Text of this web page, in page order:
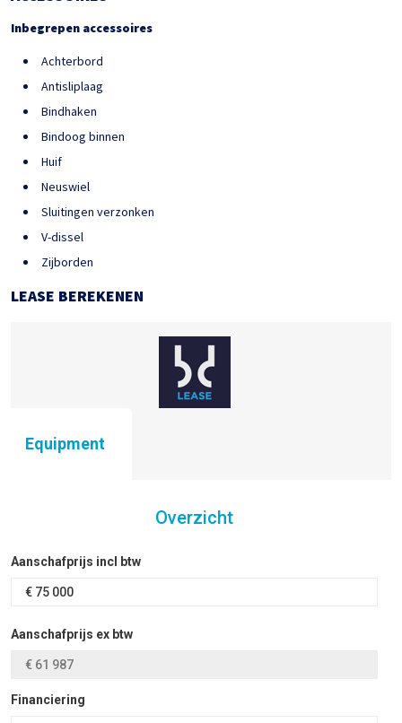
Inbegrepen accessoires
Achterbord
Antisliplaag
Bindhaken
Bindoog binnen
Huif
Neuswiel
Sluitingen verzonken
V-dissel
Zijborden
LEASE BEREKENEN